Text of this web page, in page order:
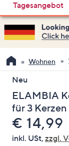
Vorschläge
verfügbar
sind,
verwenden
Sie
die
Pfeiltasten
nach
oben
und
nach
unten
Tagesangebot
Wohnen
Neu
ELAMBIA
für 3
Gelöscht
€ 14,99
inkl. USt, zzgl.